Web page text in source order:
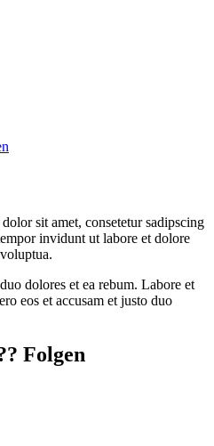
sit amet, consetetur sadipscing
invidunt ut labore et dolore
dolores et ea rebum. Labore et
eos et accusam et justo duo
? Folgen